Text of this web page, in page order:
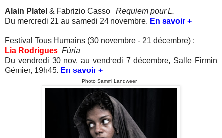
Alain Platel & Fabrizio Cassol Requiem pour L.
Du mercredi 21 au samedi 24 novembre. En savoir +
Festival Tous Humains (30 novembre - 21 décembre) :
Lia Rodrigues Fúria
Du vendredi 30 nov. au vendredi 7 décembre, Salle Firmin
Gémier, 19h45. En savoir +
Photo Sammi Landweer